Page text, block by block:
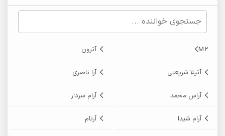
M2 آترون
آتیلا شریعتی آرا ناصری
آراس محمد آرام سردار
آرام شیدا آرتام